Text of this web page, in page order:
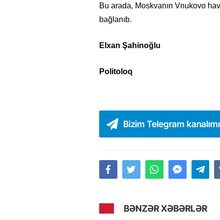
Bu arada, Moskvanın Vnukovo
bağlanıb.
Elxan Şahinoğlu
Politoloq
Bizim Telegram
BƏNZƏR XƏBƏRLƏR